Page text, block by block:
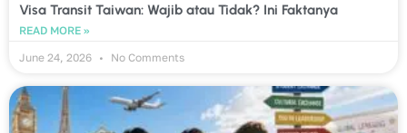
Visa Transit Taiwan: Wajib atau Tidak? Ini Faktanya
READ MORE »
June 24, 2026
No Comments